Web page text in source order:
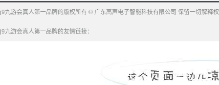
j9九游会真人第一品牌的版权所有 © 广东高声电子智能科技有限公司 保留一切解释权
j9九游会真人第一品牌的友情链接：